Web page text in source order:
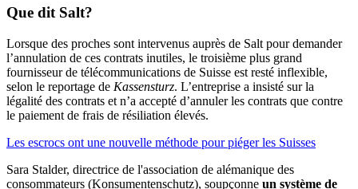
Que dit Salt?
Lorsque des proches sont intervenus auprès de Salt pour demander
l’annulation de ces contrats inutiles, le troisième plus grand
fournisseur de télécommunications de Suisse est resté inflexible,
selon le reportage de Kassensturz. L’entreprise a insisté sur la
légalité des contrats et n’a accepté d’annuler les contrats que contre
le paiement de frais de résiliation élevés.
Les escrocs ont une nouvelle méthode pour piéger les Suisses
Sara Stalder, directrice de l'association de alémanique des
consommateurs (Konsumentenschutz), soupçonne un système de